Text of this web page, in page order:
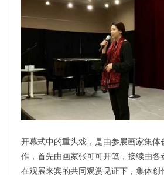
开幕式中的重头戏，是由参展画家集体
作，首先由画家张可可开笔，接续由各
在观展来宾的共同观赏见证下，集体创